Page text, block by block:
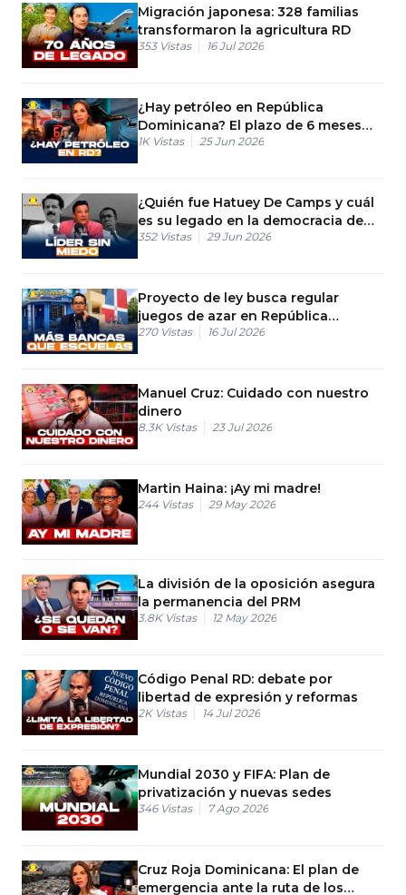
Migración japonesa: 328 familias
transformaron la agricultura RD
353 Vistas 16 Jul 2026
¿Hay petróleo en República
Dominicana? El plazo de 6 meses
que nos dio Guyana
1K Vistas 25 Jun 2026
¿Quién fue Hatuey De Camps y cuál
es su legado en la democracia de
RD?
352 Vistas 29 Jun 2026
Proyecto de ley busca regular
juegos de azar en República
Dominicana
270 Vistas 16 Jul 2026
Manuel Cruz: Cuidado con nuestro
dinero
8.3K Vistas 23 Jul 2026
Martin Haina: ¡Ay mi madre!
244 Vistas 29 May 2026
La división de la oposición asegura
la permanencia del PRM
3.8K Vistas 12 May 2026
Código Penal RD: debate por
libertad de expresión y reformas
2K Vistas 14 Jul 2026
Mundial 2030 y FIFA: Plan de
privatización y nuevas sedes
346 Vistas 7 Ago 2026
Cruz Roja Dominicana: El plan de
emergencia ante la ruta de los